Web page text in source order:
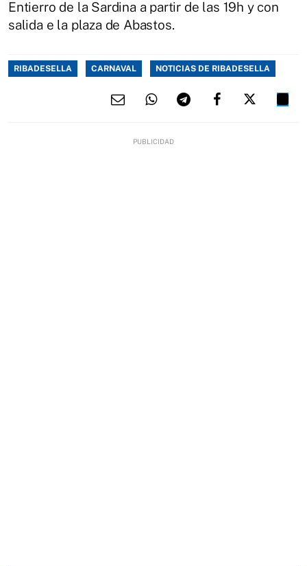
Entierro de la Sardina a partir de las 19h y con
salida e la plaza de Abastos.
RIBADESELLA CARNAVAL NOTICIAS DE RIBADESELLA